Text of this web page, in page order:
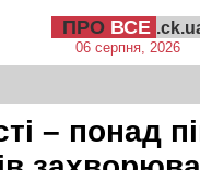
ПРО ВСЕ
06 серпня, 2026
– понад